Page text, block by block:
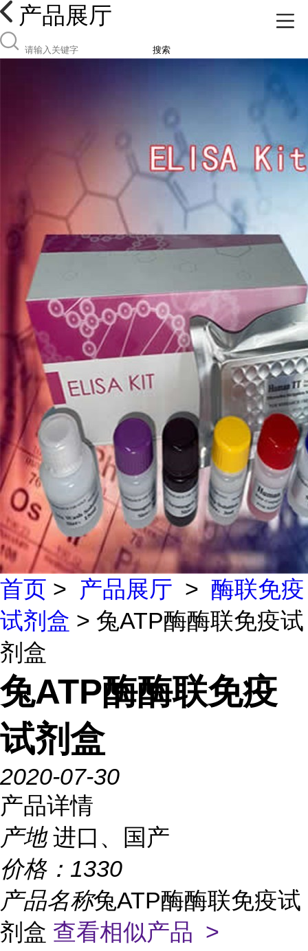
产品展厅
搜索
首页 > 产品展厅 > 酶联免疫
试剂盒 > 兔ATP酶酶联免疫试
剂盒
兔ATP酶酶联免疫
试剂盒
2020-07-30
产品详情
产地 进口、国产
价格： 1330
产品名称兔ATP酶酶联免疫试
剂盒 查看相似产品 >